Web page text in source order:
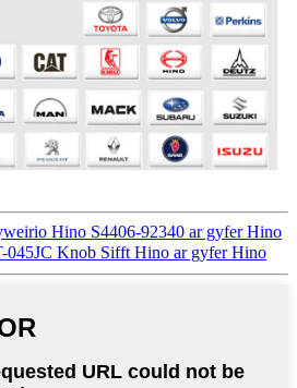
Hino S4406-92340 ar gyfer Hino
045JC Knob Sifft Hino ar gyfer Hino